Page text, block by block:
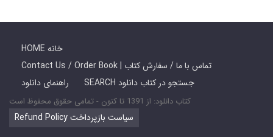
HOME خانه
Contact Us / Order Book | تماس با ما / سفارش کتاب
راهنمای دانلود
SEARCH جستجو در کتاب دانلود
کتاب دانلود: از 1391 تا کنون - تمامی حقوق محفوظ است
Refund Policy سیاست بازپرداخت